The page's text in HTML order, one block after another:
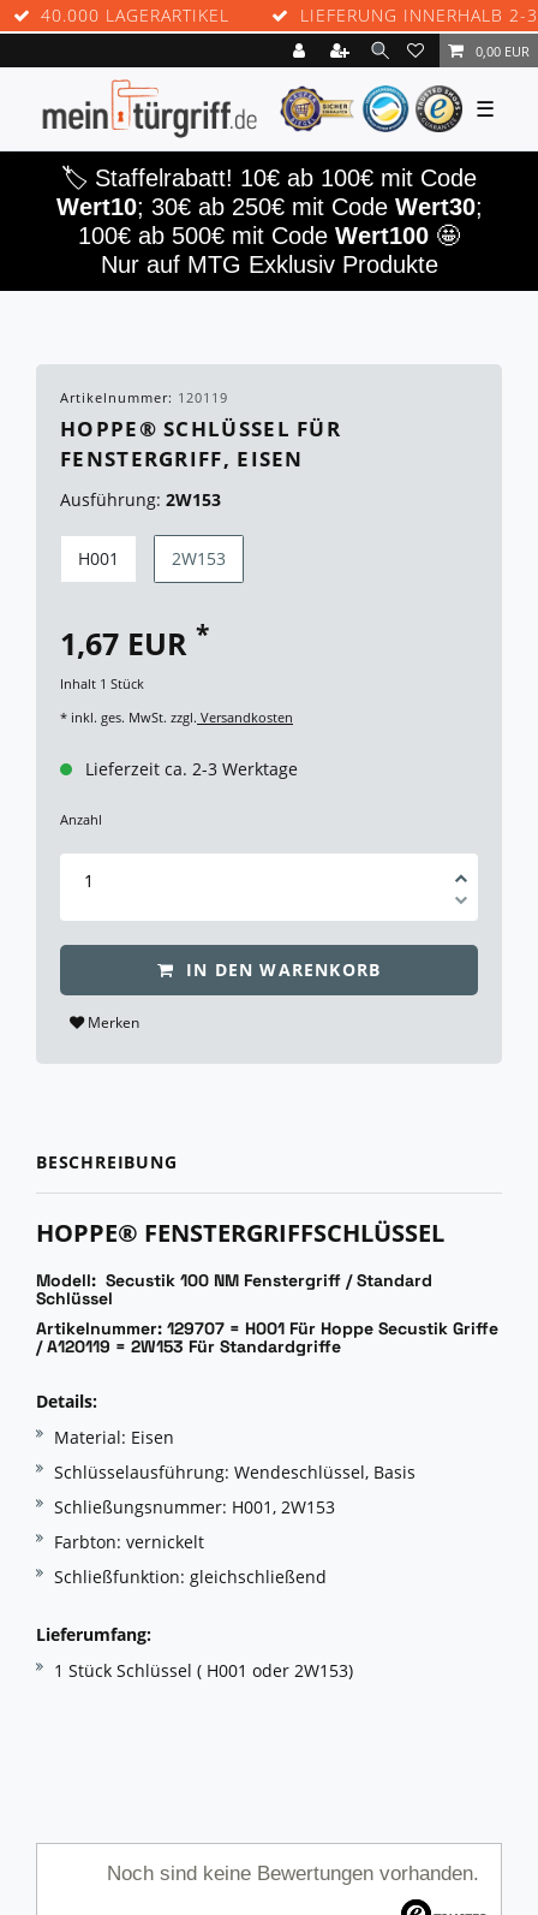
40.000 LAGERARTIKEL LIEFERUNG INNERHALB 2-3
0,00 EUR
☰
🏷️ Staffelrabatt! 10€ ab 100€ mit Code
Wert10; 30€ ab 250€ mit Code Wert30;
100€ ab 500€ mit Code Wert100 🤩
Nur auf MTG Exklusiv Produkte
Artikelnummer: 120119
HOPPE® SCHLÜSSEL FÜR
FENSTERGRIFF, EISEN
Ausführung: 2W153
H001 2W153
1,67 EUR *
Inhalt 1 Stück
* inkl. ges. MwSt. zzgl. Versandkosten
Lieferzeit ca. 2-3 Werktage
Anzahl
IN DEN WARENKORB
Merken
BESCHREIBUNG
HOPPE® FENSTERGRIFFSCHLÜSSEL
Modell: Secustik 100 NM Fenstergriff / Standard
Schlüssel
Artikelnummer: 129707 = H001 Für Hoppe Secustik Griffe
/ A120119 = 2W153 Für Standardgriffe
Details:
Material: Eisen
Schlüsselausführung: Wendeschlüssel, Basis
Schließungsnummer: H001, 2W153
Farbton: vernickelt
Schließfunktion: gleichschließend
Lieferumfang:
1 Stück Schlüssel ( H001 oder 2W153)
Noch sind keine Bewertungen vorhanden.